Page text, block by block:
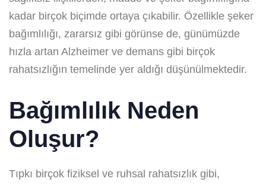
kadar birçok biçimde ortaya çıkabilir. Özellikle şeker
bağımlılığı, zararsız gibi görünse de, günümüzde
hızla artan Alzheimer ve demans gibi birçok
rahatsızlığın temelinde yer aldığı düşünülmektedir.
Bağımlılık Neden
Oluşur?
Tıpkı birçok fiziksel ve ruhsal rahatsızlık gibi,